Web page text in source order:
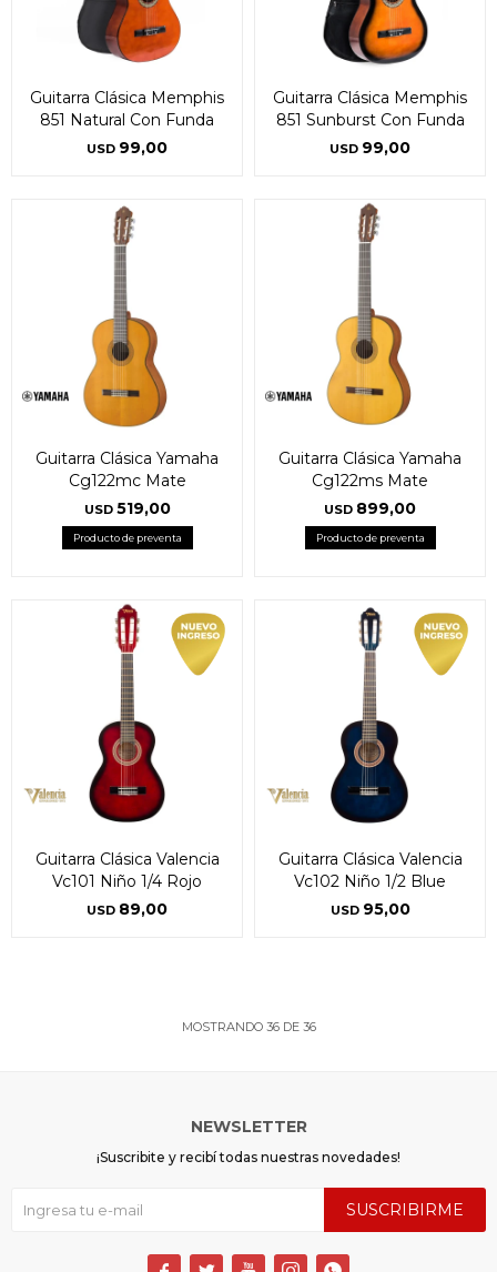
Guitarra Clásica Memphis
851 Natural Con Funda
USD 99,00
Guitarra Clásica Memphis
851 Sunburst Con Funda
USD 99,00
Guitarra Clásica Yamaha
Cg122mc Mate
USD 519,00
Producto de preventa
Guitarra Clásica Yamaha
Cg122ms Mate
USD 899,00
Producto de preventa
Guitarra Clásica Valencia
Vc101 Niño 1/4 Rojo
USD 89,00
Guitarra Clásica Valencia
Vc102 Niño 1/2 Blue
USD 95,00
MOSTRANDO 36DE 36
NEWSLETTER
¡Suscribite y recibí todas nuestras novedades!
SUSCRIBIRME